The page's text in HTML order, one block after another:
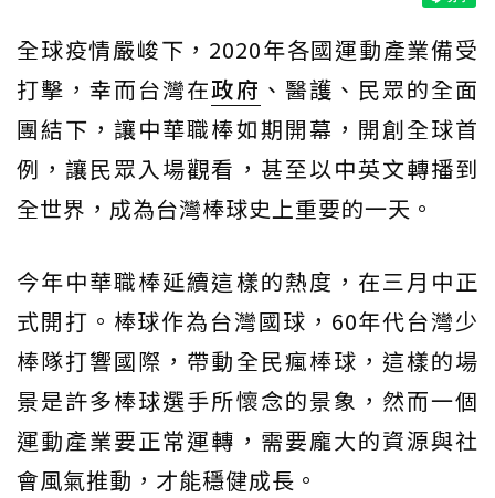
全球疫情嚴峻下，2020年各國運動產業備受
打擊，幸而台灣在政府 、醫護、民眾的全面
團結下，讓中華職棒如期開幕，開創全球首
例，讓民眾入場觀看，甚至以中英文轉播到
全世界，成為台灣棒球史上重要的一天。
今年中華職棒延續這樣的熱度，在三月中正
式開打。棒球作為台灣國球，60年代台灣少
棒隊打響國際，帶動全民瘋棒球，這樣的場
景是許多棒球選手所懷念的景象，然而一個
運動產業要正常運轉，需要龐大的資源與社
會風氣推動，才能穩健成長。